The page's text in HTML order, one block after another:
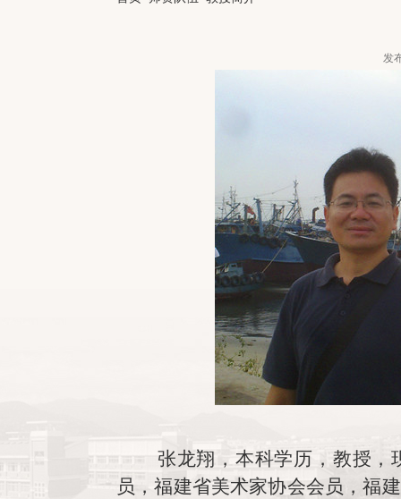
发
张龙翔，本科学历，教授，
员，福建省美术家协会会员，福